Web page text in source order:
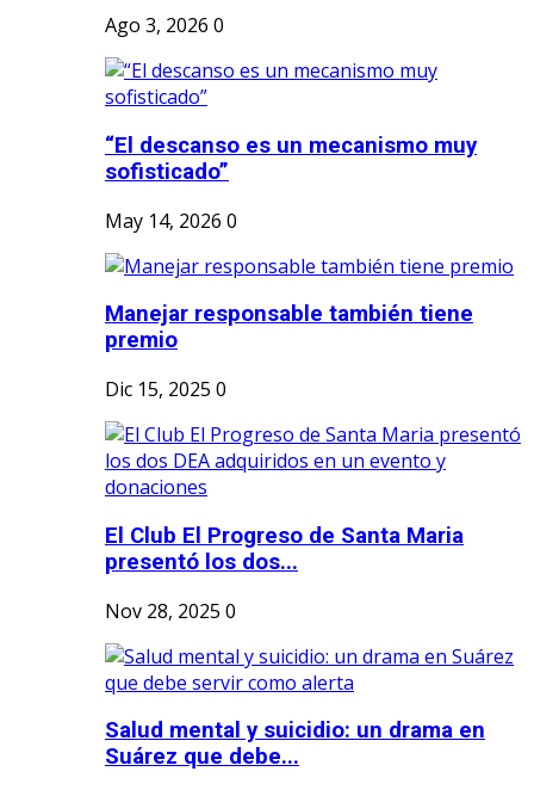
Ago 3, 2026 0
“El descanso es un mecanismo muy
sofisticado”
May 14, 2026 0
Manejar responsable también tiene
premio
Dic 15, 2025 0
El Club El Progreso de Santa Maria
presentó los dos...
Nov 28, 2025 0
Salud mental y suicidio: un drama en
Suárez que debe...